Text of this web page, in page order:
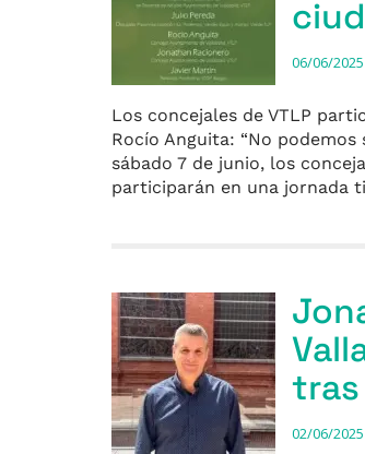
06/06/2025
Los concejales de VTLP
Rocío Anguita: “No
sábado 7 de junio, los
participarán en una jornada
tras
02/06/2025